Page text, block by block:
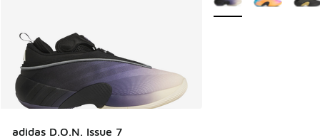
adidas D.O.N. Issue 7